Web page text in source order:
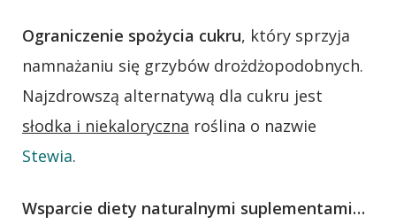
Ograniczenie spożycia cukru, który sprzyja
namnażaniu się grzybów drożdżopodobnych.
Najzdrowszą alternatywą dla cukru jest
słodka i niekaloryczna roślina o nazwie
Stewia.
Wsparcie diety naturalnymi suplementami…